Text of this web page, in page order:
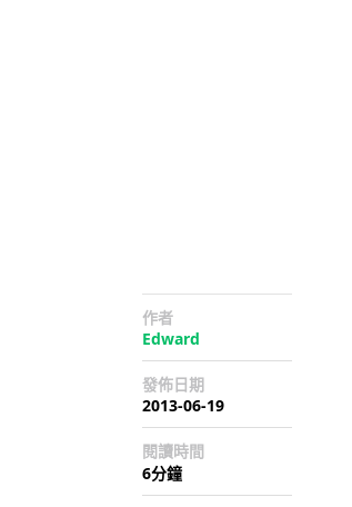
作者
Edward
發佈日期
2013-06-19
閱讀時間
6分鐘